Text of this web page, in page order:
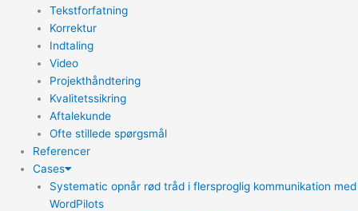
Tekstforfatning
Korrektur
Indtaling
Video
Projekthåndtering
Kvalitetssikring
Aftalekunde
Ofte stillede spørgsmål
Referencer
Cases
Systematic opnår rød tråd i flersproglig kommunikation med
WordPilots